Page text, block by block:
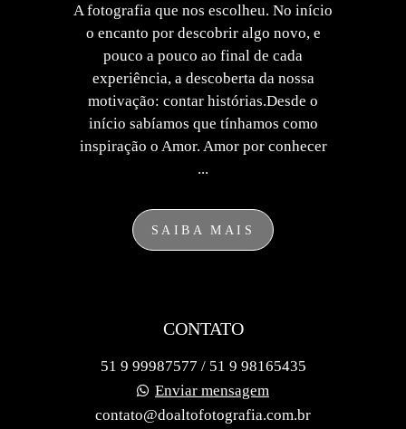
A fotografia que nos escolheu. No início
o encanto por descobrir algo novo, e
pouco a pouco ao final de cada
experiência, a descoberta da nossa
motivação: contar histórias.Desde o
início sabíamos que tínhamos como
inspiração o Amor. Amor por conhecer
...
SAIBA MAIS
CONTATO
51 9 99987577 / 51 9 98165435
Enviar mensagem
contato@doaltofotografia.com.br